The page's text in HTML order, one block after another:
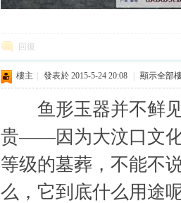
回復
樓主 發表於 2015-5-24 20:08 顯示全部
鱼形玉器并不鲜见
贵——因为大汶口文化
等级的墓葬，不能不
么，它到底什么用途